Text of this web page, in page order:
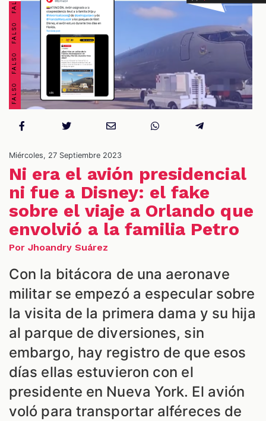
Miércoles, 27 Septiembre 2023
Ni era el avión presidencial
ni fue a Disney: el fake
sobre el viaje a Orlando que
envolvió a la familia Petro
Por Jhoandry Suárez
Con la bitácora de una aeronave
militar se empezó a especular sobre
la visita de la primera dama y su hija
al parque de diversiones, sin
embargo, hay registro de que esos
días ellas estuvieron con el
presidente en Nueva York. El avión
voló para transportar alféreces de